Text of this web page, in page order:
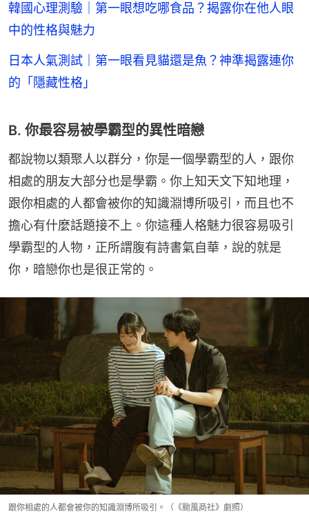
韓國心理測驗｜第一眼想吃哪食品？揭露你在他人眼
中的性格與魅力
日本人氣測試｜第一眼看見貓還是魚？神準揭露連你
的「隱藏性格」
B. 你最容易被學霸型的異性暗戀
都說物以類聚人以群分，你是一個學霸型的人，跟你
相處的朋友大部分也是學霸。你上知天文下知地理，
跟你相處的人都會被你的知識淵博所吸引，而且也不
擔心有什麼話題接不上。你這種人格魅力很容易吸引
學霸型的人物，正所謂腹有詩書氣自華，說的就是
你，暗戀你也是很正常的。
跟你相處的人都會被你的知識淵博所吸引。（《颱風商社》劇照）